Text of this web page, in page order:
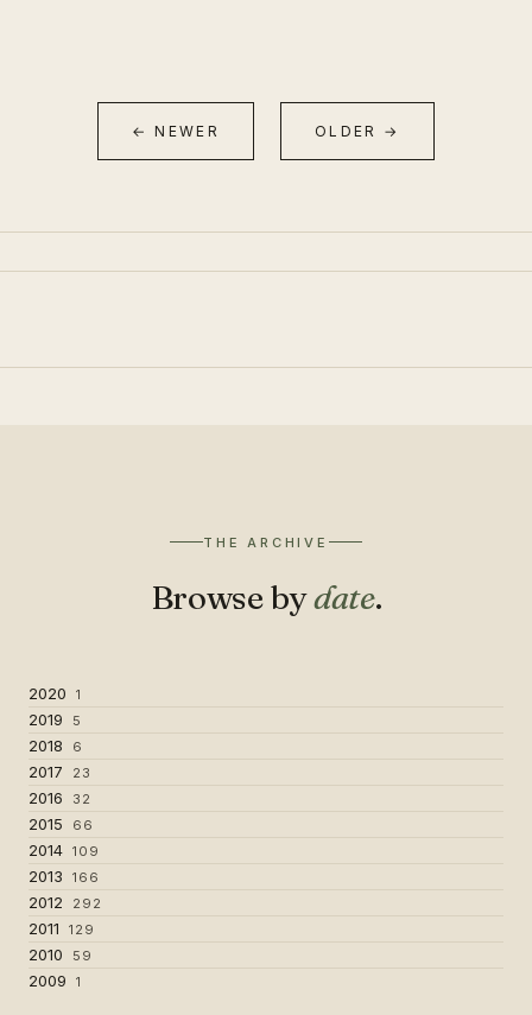
← NEWER OLDER →
THE ARCHIVE
Browse bydate.
2020 1
2019 5
2018 6
2017 23
2016 32
2015 66
2014 109
2013 166
2012 292
2011 129
2010 59
2009 1